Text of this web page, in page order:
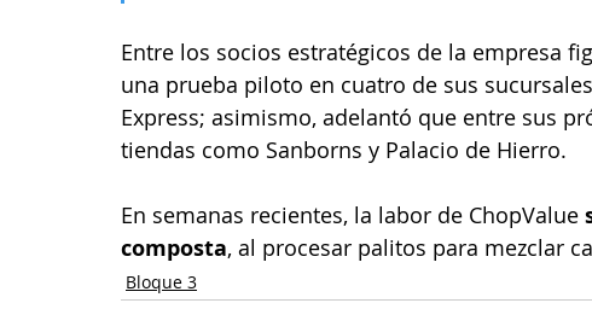
Entre los socios estratégicos de la empresa
una prueba piloto en cuatro de sus
Express; asimismo, adelantó que entre sus
tiendas como Sanborns y Palacio de Hierro.
En semanas recientes, la labor de ChopValue
composta, al procesar palitos para mezclar
Bloque 3